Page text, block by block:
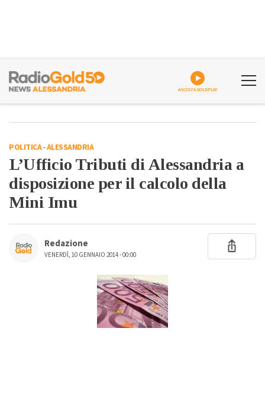
ASCOLTA GOLDPLAY
POLITICA-ALESSANDRIA
L’Ufficio Tributi di Alessandria a
disposizione per il calcolo della
Mini Imu
Redazione
VENERDÌ, 10 GENNAIO 2014 - 00:00